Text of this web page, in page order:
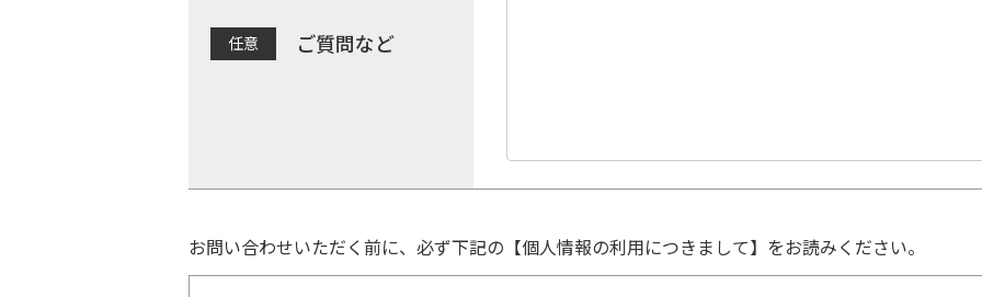
ご質問など
お問い合わせいただく前に、必ず下記の【個人情報の利用につきまして】をお読みください。